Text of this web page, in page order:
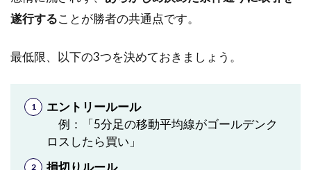
スマ
PCト
レー
ド│メ
遂行することが勝者の共通点です。
最低限、以下の3つを決めておきましょう。
エントリールール
例：「5分足の移動平均線がゴールデンク
ロスしたら買い」
損切りルール